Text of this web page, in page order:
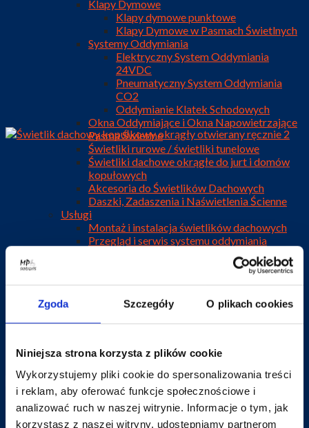
Zgoda Szczegóły O plikach cookies
Niniejsza strona korzysta z plików cookie
Wykorzystujemy pliki cookie do spersonalizowania treści
i reklam, aby oferować funkcje społecznościowe i
analizować ruch w naszej witrynie. Informacje o tym, jak
korzystasz z naszej witryny, udostępniamy partnerom
Klapy Dymowe
Klapy dymowe punktowe
Klapy Dymowe w Pasmach Świetlnych
Systemy Oddymiania
Elektryczny System Oddymiania
24VDC
Pneumatyczny System Oddymiania
CO2
Oddymianie Klatek Schodowych
Okna Oddymiające i Okna Napowietrzające
Pasma Świetlne
Świetliki rurowe / świetliki tunelowe
Świetliki dachowe okrągłe do jurt i domów
kopułowych
Akcesoria do Świetlików Dachowych
Daszki, Zadaszenia i Naświetlenia Ścienne
Usługi
Montaż i instalacja świetlików dachowych
Przegląd i serwis systemu oddymiania
Kontakt
SZYBKA WYCENA